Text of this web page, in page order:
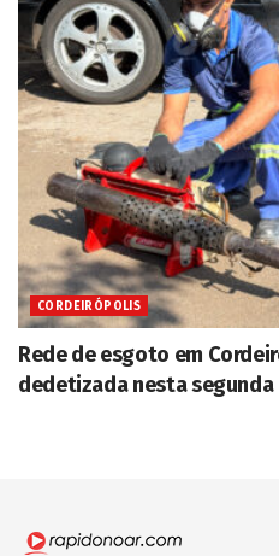
CORDEIRÓPOLIS
Rede de esgoto em
dedetizada nesta segunda